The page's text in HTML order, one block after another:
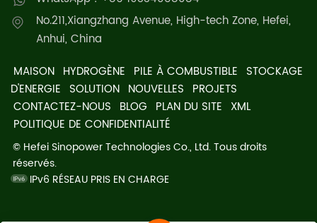
No.211,Xiangzhang Avenue, High-tech Zone, Hefei,
Anhui, China
MAISON HYDROGÈNE PILE À COMBUSTIBLE STOCKAGE
D'ENERGIE SOLUTION NOUVELLES PROJETS
CONTACTEZ-NOUS BLOG PLAN DU SITE XML
POLITIQUE DE CONFIDENTIALITÉ
© Hefei Sinopower Technologies Co., Ltd. Tous droits
réservés.
IPv6 RÉSEAU PRIS EN CHARGE